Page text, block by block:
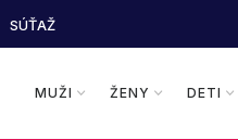
SÚŤAŽ
MUŽI ŽENY DETI